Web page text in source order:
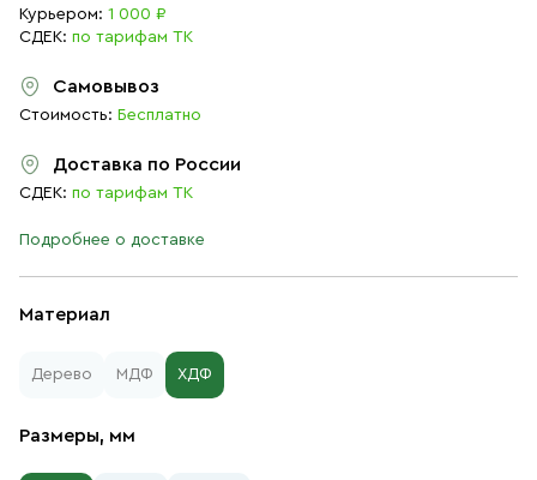
Материал
Дерево МДФ ХДФ
Размеры, мм
Курьером: 1 000 ₽
СДЕК: по тарифам ТК
Самовывоз
Стоимость: Бесплатно
Доставка по России
СДЕК: по тарифам ТК
Подробнее о доставке